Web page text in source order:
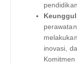
inovasi,